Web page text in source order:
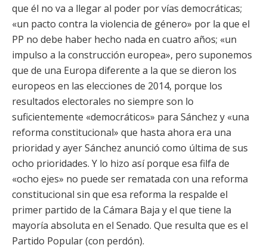
que él no va a llegar al poder por vías democráticas;
«un pacto contra la violencia de género» por la que el
PP no debe haber hecho nada en cuatro años; «un
impulso a la construcción europea», pero suponemos
que de una Europa diferente a la que se dieron los
europeos en las elecciones de 2014, porque los
resultados electorales no siempre son lo
suficientemente «democráticos» para Sánchez y «una
reforma constitucional» que hasta ahora era una
prioridad y ayer Sánchez anunció como última de sus
ocho prioridades. Y lo hizo así porque esa filfa de
«ocho ejes» no puede ser rematada con una reforma
constitucional sin que esa reforma la respalde el
primer partido de la Cámara Baja y el que tiene la
mayoría absoluta en el Senado. Que resulta que es el
Partido Popular (con perdón).